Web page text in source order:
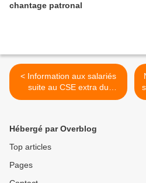
chantage patronal
< Information aux salariés
suite au CSE extra du
vendredi 30 août 2019
Hébergé par Overblog
Top articles
Pages